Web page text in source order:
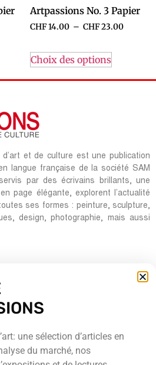
Artpassions No. 3 Papier
CHF14.00 – CHF23.00
Choix des options
et de culture est une publication
langue française de la société SAM
par des écrivains brillants, une
page élégante, explorent l’actualité
ses formes : peinture, sculpture,
design, photographie, mais aussi
une sélection d’articles en
du marché, nos